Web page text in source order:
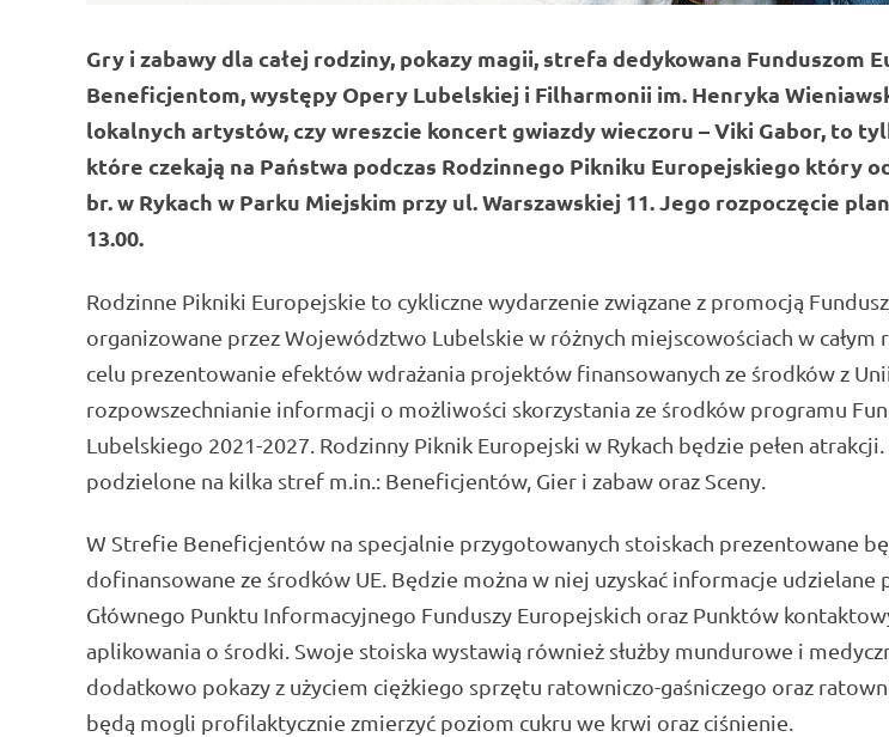
Gry i zabawy dla całej rodziny, pokazy magii, strefa dedykowana Funduszom
Beneficjentom, występy Opery Lubelskiej i Filharmonii im. Henryka
lokalnych artystów, czy wreszcie koncert gwiazdy wieczoru – Viki Gabor, to
które czekają na Państwa podczas Rodzinnego Pikniku Europejskiego który
br. w Rykach w Parku Miejskim przy ul. Warszawskiej 11. Jego rozpoczęcie
13.00.
Rodzinne Pikniki Europejskie to cykliczne wydarzenie związane z promocją
organizowane przez Województwo Lubelskie w różnych miejscowościach w całym
celu prezentowanie efektów wdrażania projektów finansowanych ze środków z
rozpowszechnianie informacji o możliwości skorzystania ze środków programu
Lubelskiego 2021-2027. Rodzinny Piknik Europejski w Rykach będzie pełen
podzielone na kilka stref m.in.: Beneficjentów, Gier i zabaw oraz Sceny.
W Strefie Beneficjentów na specjalnie przygotowanych stoiskach prezentowane
dofinansowane ze środków UE. Będzie można w niej uzyskać informacje udzielane
Głównego Punktu Informacyjnego Funduszy Europejskich oraz Punktów
aplikowania o środki. Swoje stoiska wystawią również służby mundurowe i
dodatkowo pokazy z użyciem ciężkiego sprzętu ratowniczo-gaśniczego oraz
będą mogli profilaktycznie zmierzyć poziom cukru we krwi oraz ciśnienie.